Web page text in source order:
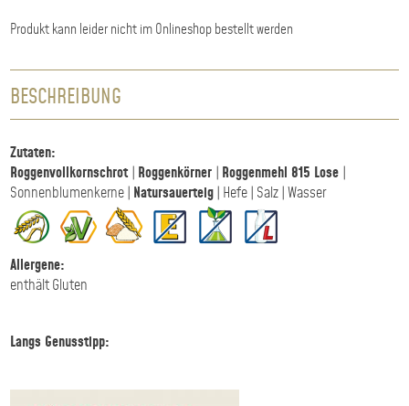
Produkt kann leider nicht im Onlineshop bestellt werden
BESCHREIBUNG
Zutaten:
Roggenvollkornschrot | Roggenkörner | Roggenmehl 815 Lose |
Sonnenblumenkerne | Natursauerteig | Hefe | Salz | Wasser
Allergene:
enthält Gluten
Langs Genusstipp: